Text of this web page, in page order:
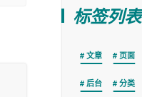
标签列表
文章 页面
后台 分类